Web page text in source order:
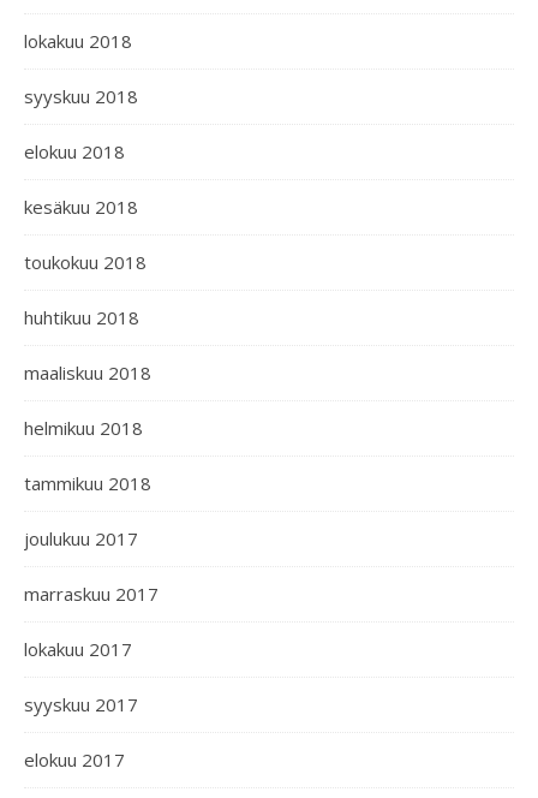
lokakuu 2018
syyskuu 2018
elokuu 2018
kesäkuu 2018
toukokuu 2018
huhtikuu 2018
maaliskuu 2018
helmikuu 2018
tammikuu 2018
joulukuu 2017
marraskuu 2017
lokakuu 2017
syyskuu 2017
elokuu 2017